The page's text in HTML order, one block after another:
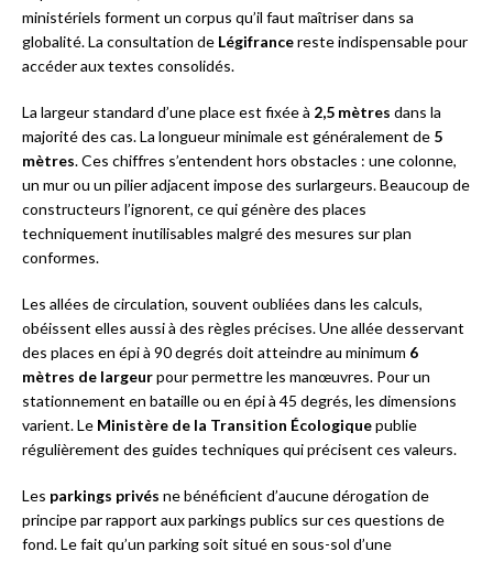
ministériels forment un corpus qu’il faut maîtriser dans sa
globalité. La consultation de Légifrancereste indispensable pour
accéder aux textes consolidés.
La largeur standard d’une place est fixée à 2,5 mètres dans la
majorité des cas. La longueur minimale est généralement de 5
mètres. Ces chiffres s’entendent hors obstacles : une colonne,
un mur ou un pilier adjacent impose des surlargeurs. Beaucoup de
constructeurs l’ignorent, ce qui génère des places
techniquement inutilisables malgré des mesures sur plan
conformes.
Les allées de circulation, souvent oubliées dans les calculs,
obéissent elles aussi à des règles précises. Une allée desservant
des places en épi à 90 degrés doit atteindre au minimum 6
mètres de largeurpour permettre les manœuvres. Pour un
stationnement en bataille ou en épi à 45 degrés, les dimensions
varient. Le Ministère de la Transition Écologiquepublie
régulièrement des guides techniques qui précisent ces valeurs.
Les parkings privés ne bénéficient d’aucune dérogation de
principe par rapport aux parkings publics sur ces questions de
fond. Le fait qu’un parking soit situé en sous-sol d’une